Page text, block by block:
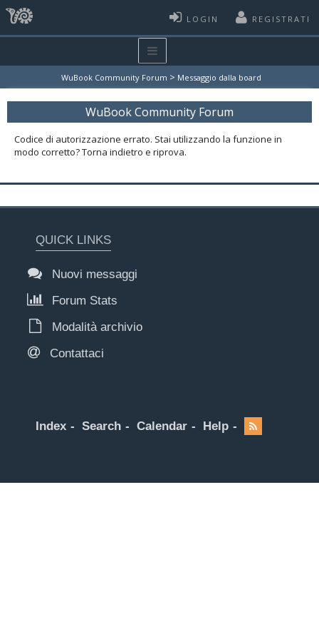
LOGIN REGISTRATI
WuBook Community Forum > Messaggio dalla board
WuBook Community Forum
Codice di autorizzazione errato. Stai utilizzando la funzione in
modo corretto? Torna indietro e riprova.
QUICK LINKS
Nuovi messaggi
Forum Stats
Modalità archivio
Contattaci
Index Search Calendar Help